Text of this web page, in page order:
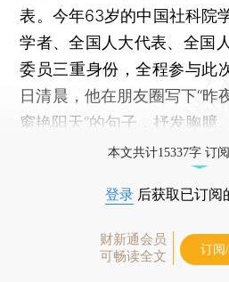
表。今年63岁的中国社科院
学者、全国人大代表、全国
委员三重身份，全程参与此
日清晨，他在朋友圈写下“昨
窗艳阳天”的句子，抒发胸臆。
本文共计15337字 订
登录 后获取已订阅
财新通会员
可畅读全文
订阅